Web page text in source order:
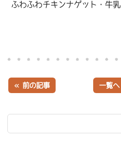
ふわふわチキンナゲット・牛乳
« 前の記事 一覧へ